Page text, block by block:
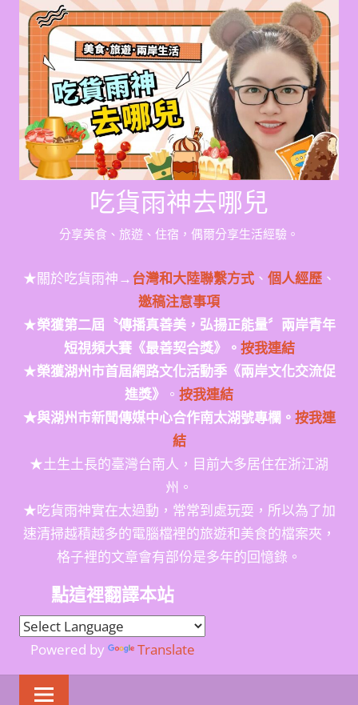
Skip
content
吃貨雨神去哪兒
分享美食、旅遊、住宿，偶爾分享生活經驗。
★關於吃貨雨神→台灣和大陸聯繫方式、 個人經歷、
邀稿注意事項
★榮獲第二屆〝傳播真善美，弘揚正能量〞兩岸青年
短視頻大賽《最善契合獎》。 按我連結
★榮獲湖州市首屆網路文化活動季《兩岸文化交流促
進獎》
。 按我連結
★與湖州市新聞傳媒中心合作南太湖號專欄。 按我連
結
★土生土長的臺灣台南人，目前大多居住在浙江湖
州。
★吃貨雨神實在太過動，常常到處玩耍，所以為了加
速清掃越積越多的電腦檔裡的旅遊和美食的檔案夾，
格子裡的文章會有部份是多年的回憶錄。
點這裡翻譯本站
Powered by Translate